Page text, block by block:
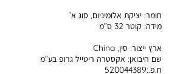
חומר: יציקת אלומיניום, סוג א’
מידה: קוטר 32 ס”מ
ארץ ייצור: סין, China
שם היבואן: אקסטרה ריטייל גרופ בע”מ
ח.פ.:520044389